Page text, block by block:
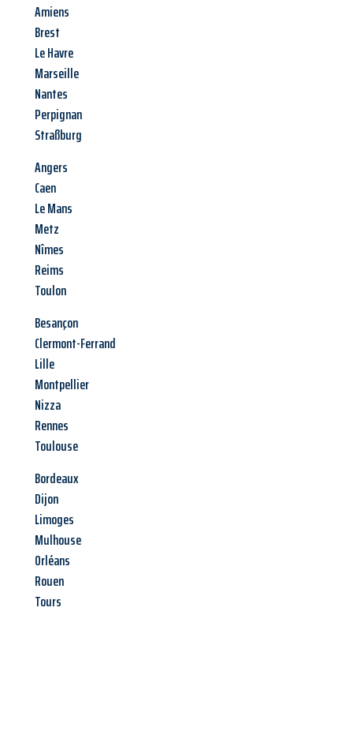
Amiens
Brest
Le Havre
Marseille
Nantes
Perpignan
Straßburg
Angers
Caen
Le Mans
Metz
Nîmes
Reims
Toulon
Besançon
Clermont-Ferrand
Lille
Montpellier
Nizza
Rennes
Toulouse
Bordeaux
Dijon
Limoges
Mulhouse
Orléans
Rouen
Tours